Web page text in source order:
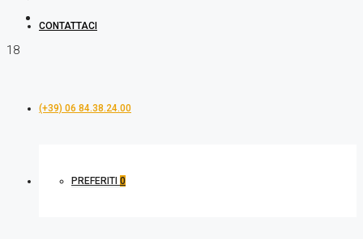
CONTATTACI
(+39) 06 84.38.24.00
PREFERITI 0
18